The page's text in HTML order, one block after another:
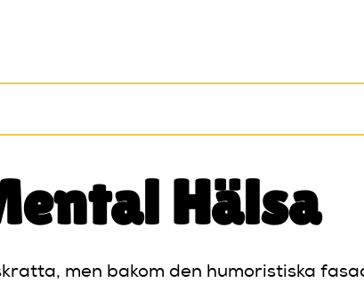
Hälsa
men bakom den humoristiska